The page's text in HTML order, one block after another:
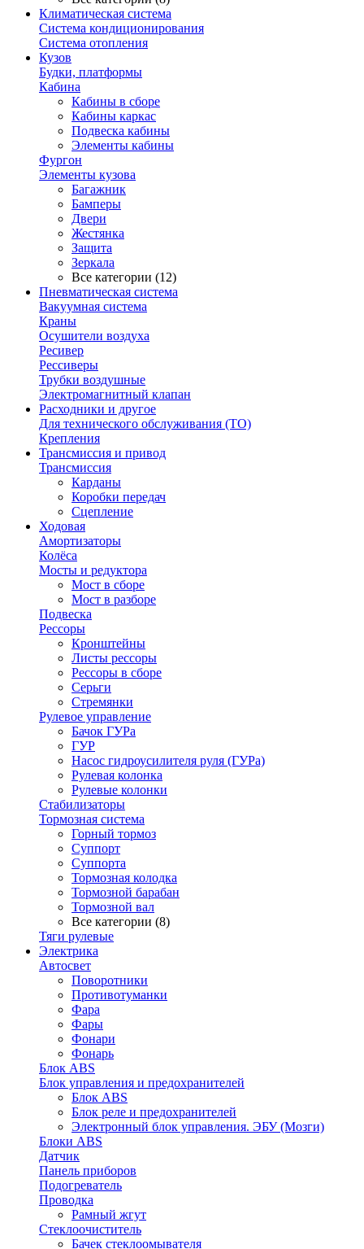
Климатическая система
Система кондиционирования
Система отопления
Кузов
Будки, платформы
Кабина
Кабины в сборе
Кабины каркас
Подвеска кабины
Элементы кабины
Фургон
Элементы кузова
Багажник
Бамперы
Двери
Жестянка
Защита
Зеркала
Все категории (12)
Пневматическая система
Вакуумная система
Краны
Осушители воздуха
Ресивер
Рессиверы
Трубки воздушные
Электромагнитный клапан
Расходники и другое
Для технического обслуживания (ТО)
Крепления
Трансмиссия и привод
Трансмиссия
Карданы
Коробки передач
Сцепление
Ходовая
Амортизаторы
Колёса
Мосты и редуктора
Мост в сборе
Мост в разборе
Подвеска
Рессоры
Кронштейны
Листы рессоры
Рессоры в сборе
Серьги
Стремянки
Рулевое управление
Бачок ГУРа
ГУР
Насос гидроусилителя руля (ГУРа)
Рулевая колонка
Рулевые колонки
Стабилизаторы
Тормозная система
Горный тормоз
Суппорт
Суппорта
Тормозная колодка
Тормозной барабан
Тормозной вал
Все категории (8)
Тяги рулевые
Электрика
Автосвет
Поворотники
Противотуманки
Фара
Фары
Фонари
Фонарь
Блок ABS
Блок управления и предохранителей
Блок ABS
Блок реле и предохранителей
Электронный блок управления. ЭБУ (Мозги)
Блоки ABS
Датчик
Панель приборов
Подогреватель
Проводка
Рамный жгут
Стеклоочиститель
Бачек стеклоомывателя